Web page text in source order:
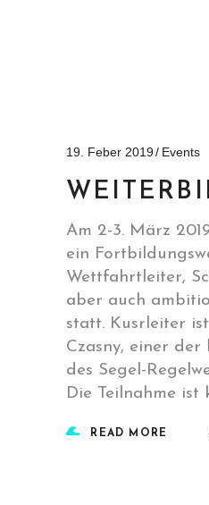
19. Feber 2019 Events
Am 2-3. März
ein
Wettfahrtleiter,
aber auch
statt. Kusrleiter
Czasny, einer der
des Segel-
Die Teilnahme ist
READ MORE